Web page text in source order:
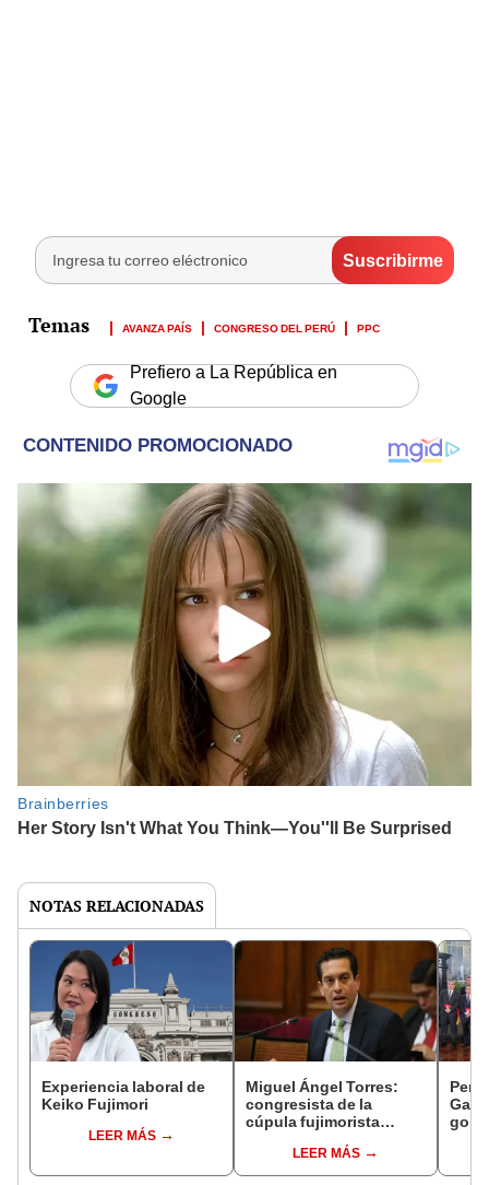
AVANZA PAÍS CONGRESO DEL PERÚ PPC
Prefiero a La República en
Google
NOTAS RELACIONADAS
Experiencia laboral de
Keiko Fujimori
LEER MÁS
Miguel Ángel Torres:
congresista de la
cúpula fujimorista
del SenadoLEER MÁS